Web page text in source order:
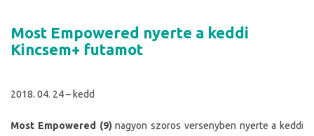
Most Empowered nyerte a keddi
Kincsem+ futamot
2018. 04. 24 – kedd
Most Empowered (9)nagyon szoros versenyben nyerte a keddi